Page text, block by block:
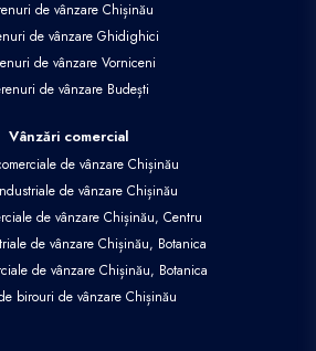
de vânzare Chișinău
de vânzare Ghidighici
de vânzare Vorniceni
de vânzare Budești
Vânzări comercial
de vânzare Chișinău
de vânzare Chișinău
de vânzare Chișinău, Centru
de vânzare Chișinău, Botanica
de vânzare Chișinău, Botanica
birouri de vânzare Chișinău